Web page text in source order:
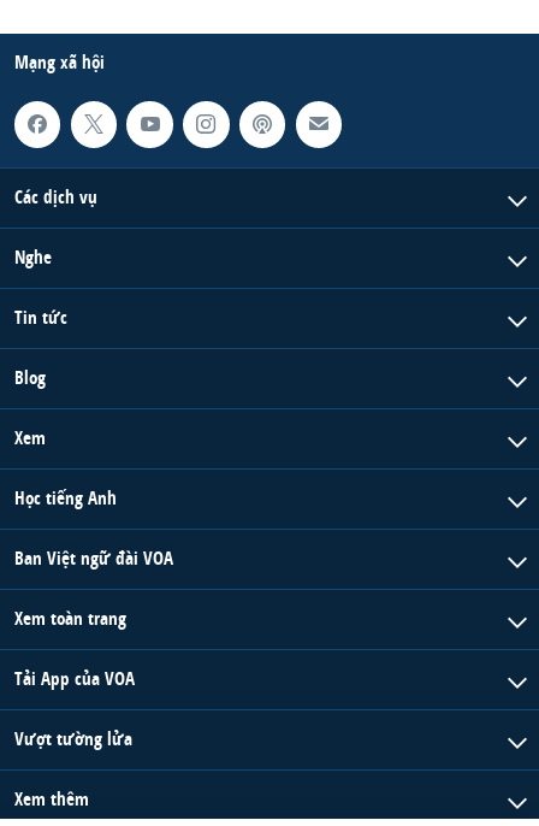
Mạng xã hội
Các dịch vụ
Nghe
Tin tức
Blog
Xem
Học tiếng Anh
Ban Việt ngữ đài VOA
Xem toàn trang
Tải App của VOA
Vượt tường lửa
Xem thêm